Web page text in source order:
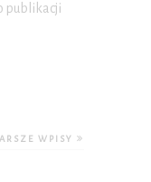
publikacji
WPISY